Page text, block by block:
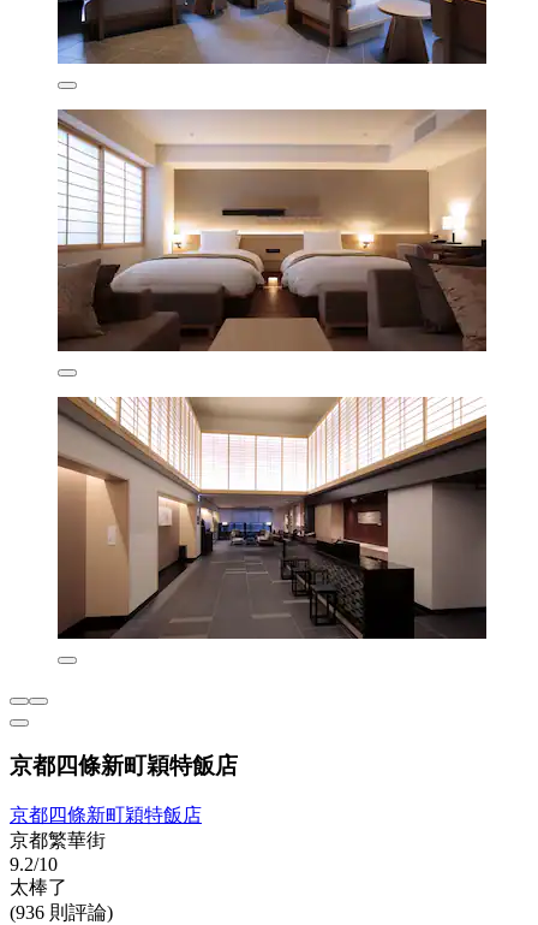
京都四條新町穎特飯店
京都四條新町穎特飯店
京都繁華街
9.2/10
太棒了
(936 則評論)